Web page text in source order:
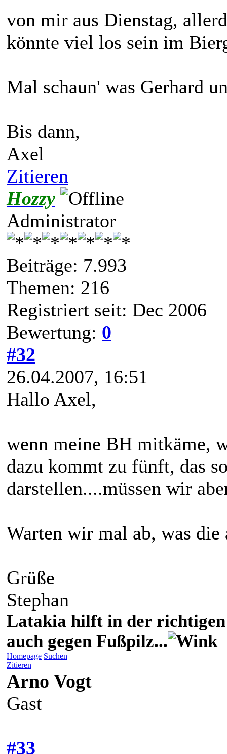
von mir aus Dienstag,
könnte viel los sein im
Mal schaun' was Gerhard
Bis dann,
Axel
Zitieren
Hozzy
Administrator
Beiträge: 7.993
Themen: 216
Registriert seit: Dec 2006
Bewertung: 0
#32
26.04.2007, 16:51
Hallo Axel,
wenn meine BH mitkäme,
dazu kommt zu fünft, das
darstellen....müssen wir
Warten wir mal ab, was die
Grüße
Stephan
Latakia hilft in der richtigen
auch gegen Fußpilz...
Homepage Suchen
Zitieren
Arno Vogt
Gast
#33